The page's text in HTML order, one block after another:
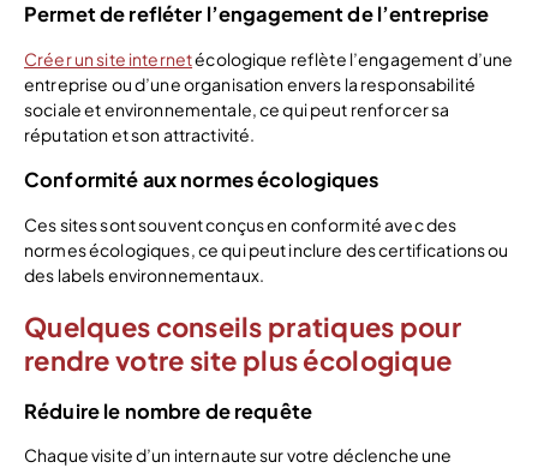
Permet de refléter l’engagement de l’entreprise
Créer un site internetécologique reflète l’engagement d’une
entreprise ou d’une organisation envers la responsabilité
sociale et environnementale, ce qui peut renforcer sa
réputation et son attractivité.
Conformité aux normes écologiques
Ces sites sont souvent conçus en conformité avec des
normes écologiques, ce qui peut inclure des certifications ou
des labels environnementaux.
Quelques conseils pratiques pour
rendre votre site plus écologique
Réduire le nombre de requête
Chaque visite d’un internaute sur votre déclenche une